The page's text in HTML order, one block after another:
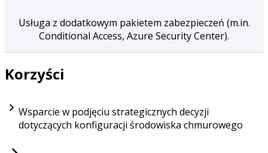
Usługa z dodatkowym pakietem zabezpieczeń (m.in.
Conditional Access, Azure Security Center).
Korzyści
Wsparcie w podjęciu strategicznych decyzji
dotyczących konfiguracji środowiska chmurowego